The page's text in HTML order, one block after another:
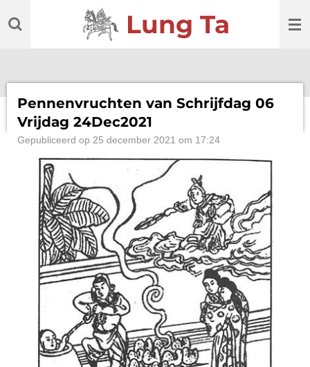
direct
Lung Ta
Pennenvruchten van Schrijfdag 06
Vrijdag 24Dec2021
Gepubliceerd op 25 december 2021 om 17:24